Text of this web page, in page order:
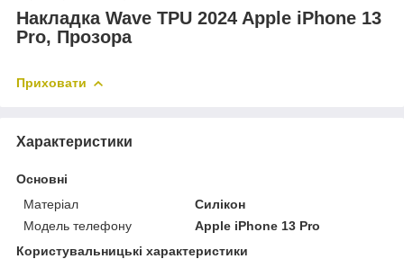
Накладка Wave TPU 2024 Apple iPhone 13
Pro, Прозора
Приховати
Характеристики
Основні
Матеріал
Силікон
Модель телефону
Apple iPhone 13 Pro
Користувальницькі характеристики